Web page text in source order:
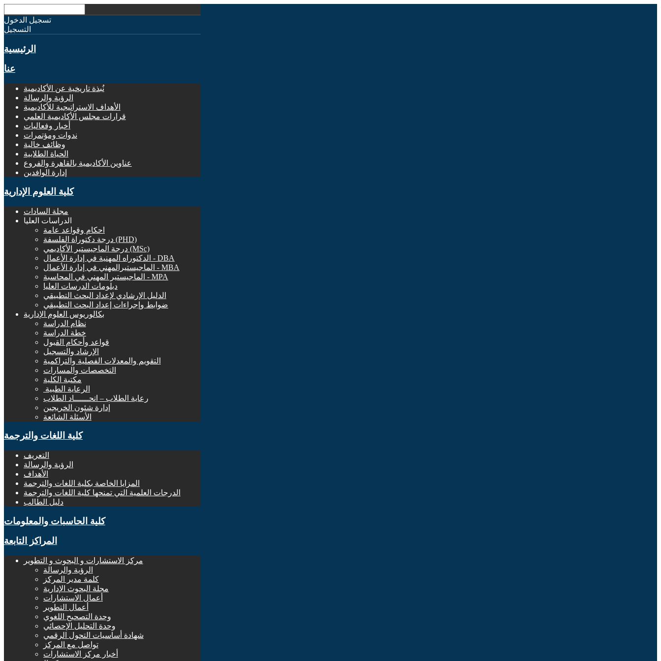
تسجيل الدخول
التسجيل
الرئيسية
عنا
نُبذة تاريخية عن الأكاديمية
الرؤية والرسالة
الأهداف الاستراتيجية للأكاديمية
قرارات مجلس الأكاديمية العلمي
أخبار وفعاليات
ندوات ومؤتمرات
وظائف خالية
الحياة الطلابية
عناوين الأكاديمية بالقاهرة والفروع
إدارة الوافدين
كلية العلوم الإدارية
مجلة السادات
الدراسات العليا
احكام وقواعد عامة
درجة دكتوراة الفلسفة (PHD)
درجة الماجيستير الأكاديمي (MSc)
الدكتوراه المهنية في إدارة الأعمال - DBA
الماجيستيرالمهني في إدارة الأعمال - MBA
الماجيستير المهني في المحاسبة - MPA
دبلومات الدرسات العليا
الدليل الإرشادي لإعداد البحث التطبيقي
ضوابط وإجراءات إعداد البحث التطبيقي
بكالوريوس العلوم الإدارية
نظام الدراسة
خطة الدراسة
قواعد وأحكام القبول
الإرشاد والتسجيل
التقويم والمعدلات الفصلية والتراكمية
التخصصات والمسارات
مكتبة الكلية
الرعاية الطبية ‏
رعاية الطلاب – اتحــــــاد الطلاب
إدارة شئون الخريجين
الأسئلة الشائعة
كلية اللغات والترجمة
التعريف
الرؤية والرسالة
الأهداف
المزايا الخاصة بكلية اللغات والترجمة
الدرجات العلمية التي تمنحها كلية اللغات والترجمة
دليل الطالب
كلية الحاسبات والمعلومات
المراكز التابعة
مركز الاستشارات و البحوث و التطوير
الرؤية والرسالة
كلمة مدير المركز
مجلة البحوث الإدارية
أعمال الاستشارات
أعمال التطوير
وحدة التصحيح اللغوي
وحدة التحليل الإحصائي
شهادة أساسيات التحول الرقمي
تواصل مع المركز
أخبار مركز الاستشارات